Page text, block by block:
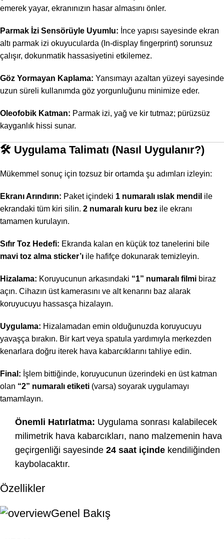
emerek yayar, ekranınızın hasar almasını önler.
Parmak İzi Sensörüyle Uyumlu: İnce yapısı sayesinde ekran
altı parmak izi okuyucularda (In-display fingerprint) sorunsuz
çalışır, dokunmatik hassasiyetini etkilemez.
Göz Yormayan Kaplama: Yansımayı azaltan yüzeyi sayesinde
uzun süreli kullanımda göz yorgunluğunu minimize eder.
Oleofobik Katman: Parmak izi, yağ ve kir tutmaz; pürüzsüz
kayganlık hissi sunar.
🛠 Uygulama Talimatı (Nasıl Uygulanır?)
Mükemmel sonuç için tozsuz bir ortamda şu adımları izleyin:
Ekranı Arındırın: Paket içindeki 1 numaralı ıslak mendil ile
ekrandaki tüm kiri silin. 2 numaralı kuru bez ile ekranı
tamamen kurulayın.
Sıfır Toz Hedefi: Ekranda kalan en küçük toz tanelerini bile
mavi toz alma sticker’ı ile hafifçe dokunarak temizleyin.
Hizalama: Koruyucunun arkasındaki “1” numaralı filmi biraz
açın. Cihazın üst kamerasını ve alt kenarını baz alarak
koruyucuyu hassasça hizalayın.
Uygulama: Hizalamadan emin olduğunuzda koruyucuyu
yavaşça bırakın. Bir kart veya spatula yardımıyla merkezden
kenarlara doğru iterek hava kabarcıklarını tahliye edin.
Final: İşlem bittiğinde, koruyucunun üzerindeki en üst katman
olan “2” numaralı etiketi (varsa) soyarak uygulamayı
tamamlayın.
Önemli Hatırlatma: Uygulama sonrası kalabilecek
milimetrik hava kabarcıkları, nano malzemenin hava
geçirgenliği sayesinde 24 saat içinde kendiliğinden
kaybolacaktır.
Özellikler
Genel Bakış